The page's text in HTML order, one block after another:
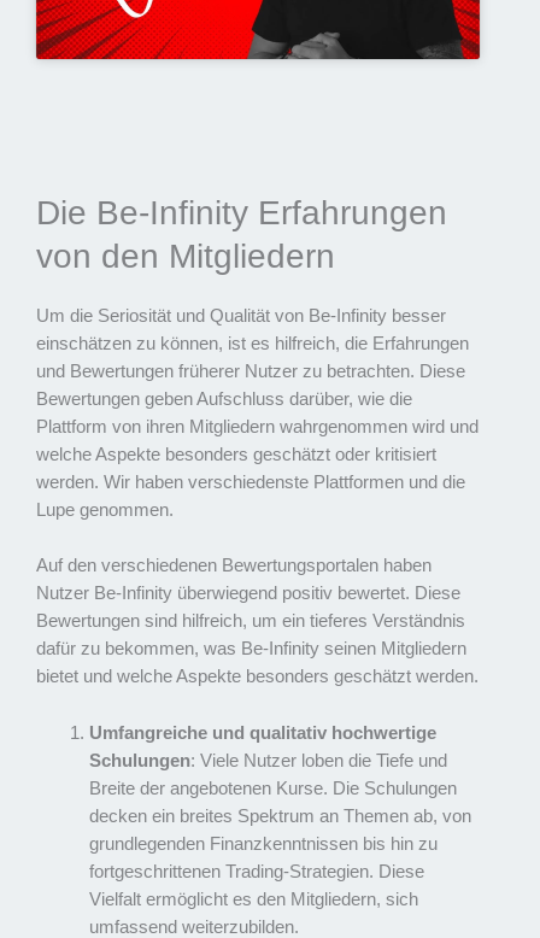
Die Be-Infinity Erfahrungen
von den Mitgliedern
Um die Seriosität und Qualität von Be-Infinity besser
einschätzen zu können, ist es hilfreich, die Erfahrungen
und Bewertungen früherer Nutzer zu betrachten. Diese
Bewertungen geben Aufschluss darüber, wie die
Plattform von ihren Mitgliedern wahrgenommen wird und
welche Aspekte besonders geschätzt oder kritisiert
werden. Wir haben verschiedenste Plattformen und die
Lupe genommen.
Auf den verschiedenen Bewertungsportalen haben
Nutzer Be-Infinity überwiegend positiv bewertet. Diese
Bewertungen sind hilfreich, um ein tieferes Verständnis
dafür zu bekommen, was Be-Infinity seinen Mitgliedern
bietet und welche Aspekte besonders geschätzt werden.
Umfangreiche und qualitativ hochwertige
Schulungen: Viele Nutzer loben die Tiefe und
Breite der angebotenen Kurse. Die Schulungen
decken ein breites Spektrum an Themen ab, von
grundlegenden Finanzkenntnissen bis hin zu
fortgeschrittenen Trading-Strategien. Diese
Vielfalt ermöglicht es den Mitgliedern, sich
umfassend weiterzubilden.